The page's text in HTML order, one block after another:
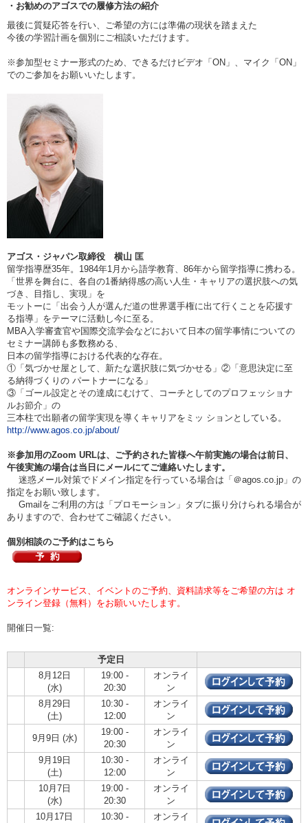
・お勧めのアゴスでの履修方法の紹介
最後に質疑応答を行い、ご希望の方には準備の現状を踏まえた
今後の学習計画を個別にご相談いただけます。
※参加型セミナー形式のため、できるだけビデオ「ON」、マイク「ON」
でのご参加をお願いいたします。
アゴス・ジャパン取締役 横山 匡
留学指導歴35年。 1984年1月から語学教育、86年から留学指導に携わる。
「世界を舞台に、各自の1番納得感の高い人生・キャリアの選択肢への気
づき、目指し、実現」を
モットーに「出会う人が選んだ道の世界選手権に出て行くことを応援す
る指導」をテーマに活動し今に至る。
MBA入学審査官や国際交流学会などにおいて日本の留学事情についての
セミナー講師も多数務める、
日本の留学指導における代表的な存在。
① 「気づかせ屋として、新たな選択肢に気づかせる」②「意思決定に至
る納得づくりの パートナーになる」
③「ゴール設定とその達成にむけて、コーチとしてのプロフェッショナ
ルお節介」の
三本柱で出願者の留学実現を導く キャリアをミッ ションとしている。
http://www.agos.co.jp/about/
※参加用のZoom URLは、ご予約された皆様へ午前実施の場合は前日、
午後実施の場合は当日 にメールにてご連絡いたします。
迷惑メール対策でドメイン指定を行っている場合は「＠agos.co.jp」の
指定をお願い致します。
Gmailをご利用の方は「プロモーション」タブに振り分けられる場合が
ありますので、合わせてご確認ください。
個別相談のご予約はこちら
オンラインサービス、イベントのご予約、資料請求等をご希望の方は オ
ンライン登録（無料）をお願いいたします。
開催日一覧:
予定日
8月12日
(水)
19:00 -
20:30
オンライ
ン
8月29日
(土)
10:30 -
12:00
オンライ
ン
9月9日 (水)
19:00 -
20:30
オンライ
ン
9月19日
(土)
10:30 -
12:00
オンライ
ン
10月7日
(水)
19:00 -
20:30
オンライ
ン
10月17日
10:30 - オンライ